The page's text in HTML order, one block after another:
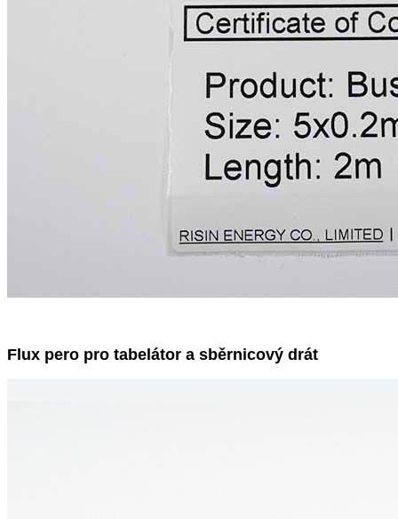
Flux pero pro tabelátor a sběrnicový drát